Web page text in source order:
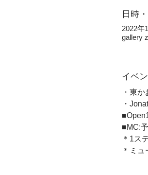
日時
2022年
gallery
イベ
・東
・
■MC:
＊1ス
＊ミ